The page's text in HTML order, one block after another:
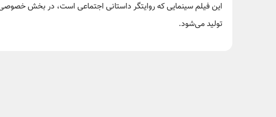
این فیلم سینمایی که روایتگر داستانی اجتماعی است، در بخش
تولید می‌شود.